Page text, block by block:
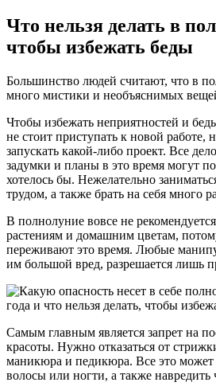
Что нельзя делать в
чтобы избежать беды
Большинство людей считают, что в
много мистики и необъяснимых
Чтобы избежать неприятностей и
не стоит приступать к новой работе,
запускать какой-либо проект. Все
задумки и планы в это время могут
хотелось бы. Нежелательно
трудом, а также брать на себя много
В полнолуние вовсе не
растениям и домашним цветам,
переживают это время. Любые
им большой вред, разрешается лишь
Самым главным является запрет на
красоты. Нужно отказаться от
маникюра и педикюра. Все это может
волосы или ногти, а также навредить